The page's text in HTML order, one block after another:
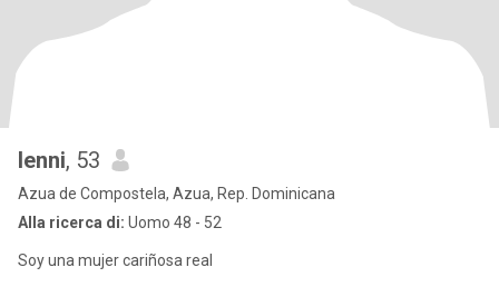
lenni, 53
Azua de Compostela, Azua, Rep. Dominicana
Alla ricerca di: Uomo 48 - 52
Soy una mujer cariñosa real